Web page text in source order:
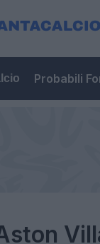
Probabili